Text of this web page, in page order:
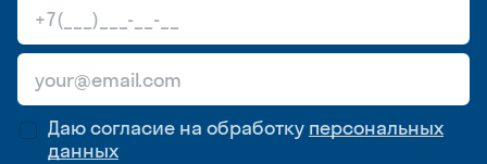
Даю согласие на обработку персональных
данных